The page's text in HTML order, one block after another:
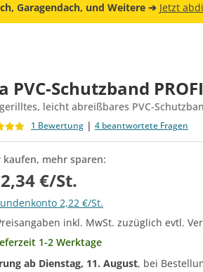
Garagendach, und Weitere ➔ Jetzt
PVC-Schutzband
leicht abreißbares PVC-
1 Bewertung | 4 beantwortete Fragen
kaufen, mehr sparen:
€/St.
2,22 €/St.
inkl. MwSt. zuzüglich evtl.
1-2 Werktage
ab Dienstag, 11. August, bei